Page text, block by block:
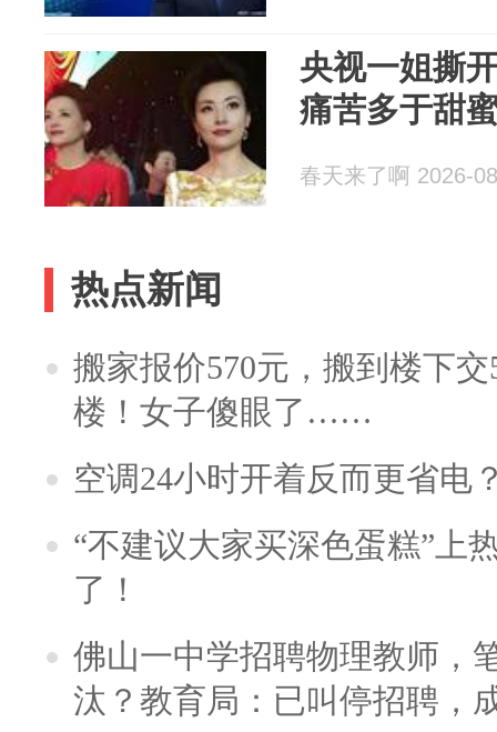
央视一姐撕
痛苦多于甜
春天来了啊 2026-
热点新闻
搬家报价570元，搬到楼下
楼！女子傻眼了……
空调24小时开着反而更省电
“不建议大家买深色蛋糕”上
了！
佛山一中学招聘物理教师，
汰？教育局：已叫停招聘，